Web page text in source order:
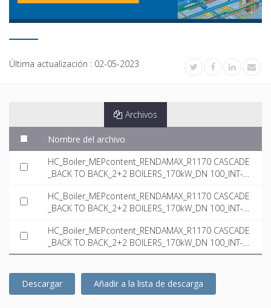
Última actualización : 02-05-2023
Archivos
Nombre del archivo
HC_Boiler_MEPcontent_RENDAMAX_R1170 CASCADE
_BACK TO BACK_2+2 BOILERS_170kW_DN 100_INT-E
HC_Boiler_MEPcontent_RENDAMAX_R1170 CASCADE
_BACK TO BACK_2+2 BOILERS_170kW_DN 100_INT-E
HC_Boiler_MEPcontent_RENDAMAX_R1170 CASCADE
_BACK TO BACK_2+2 BOILERS_170kW_DN 100_INT-E
N.ifc
Descargar Añadir a la lista de descarga